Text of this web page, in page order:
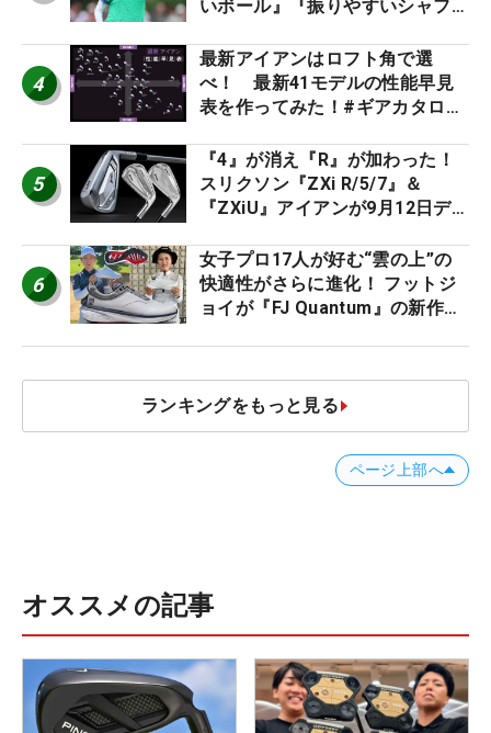
いボール』『振りやすいシャフ
ー』 #女子プロセッティング
4
最新アイアンはロフト角で選
べ！ 最新41モデルの性能早見
表を作ってみた！#ギアカタログ
5
『4』が消え『R』が加わった！
スリクソン『ZXi R/5/7』＆
『ZXiU』アイアンが9月12日デ
6
女子プロ17人が好む“雲の上”の
快適性がさらに進化！ フットジ
ョイが『FJ Quantum』の新作を
ランキングをもっと見る
ページ上部へ
オススメの記事